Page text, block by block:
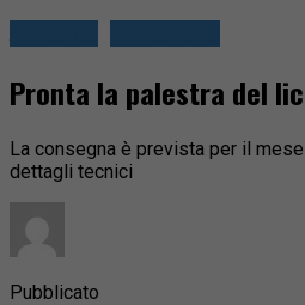
Pronta la palestra del
La consegna è prevista per il
dettagli tecnici
Pubblicato